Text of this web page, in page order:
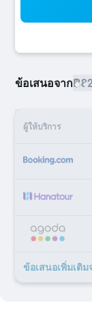
ข้อเสนอจาก฿
ผู้ให้บริการ
ข้อเสนอเพิ่มเติม